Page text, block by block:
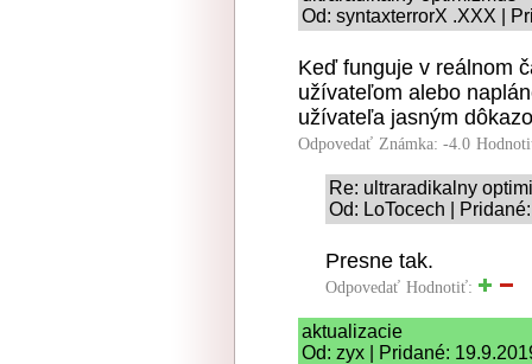
Od: syntaxterrorX .XXX |
Keď funguje v reálnom
užívateľom alebo
užívateľa jasným
Odpovedať Známka: -4.0
Re: ultraradikalny
Od: LoTocech |
Presne tak.
Odpovedať Hodnotiť:
aktualizacie
Od: zyx | Pridané: